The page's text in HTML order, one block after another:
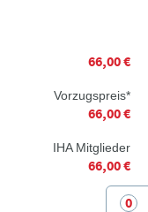
0
66,00 €
Vorzugspreis*
66,00 €
IHA Mitglieder
66,00 €